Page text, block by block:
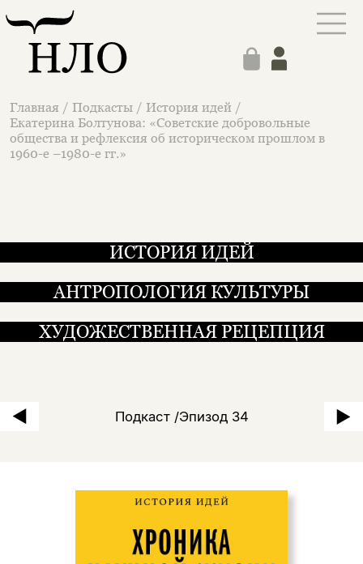
Главная / Подкасты / История идей /
Екатерина Болтунова: «Советские добровольные
общества и рефлексия об историческом прошлом в
1960-е –1980-е гг.»
ИСТОРИЯ ИДЕЙ
АНТРОПОЛОГИЯ КУЛЬТУРЫ
ХУДОЖЕСТВЕННАЯ РЕЦЕПЦИЯ
Подкаст /Эпизод 34